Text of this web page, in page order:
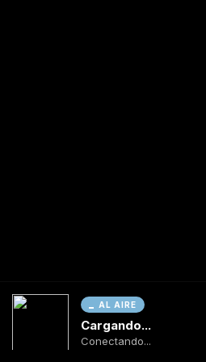
AL AIRE
Cargando...
Conectando...